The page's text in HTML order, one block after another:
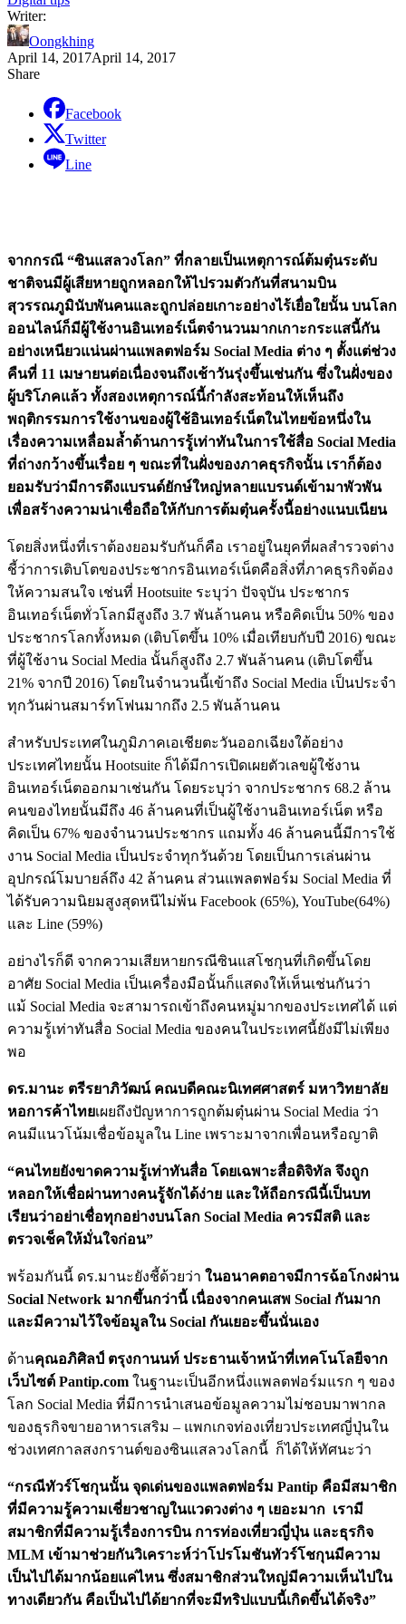
Writer:
Oongkhing
April 14, 2017April 14, 2017
Share
Facebook
Twitter
Line
จากกรณี “ซินแสลวงโลก” ที่กลายเป็นเหตุการณ์ต้มตุ๋นระดับ
ชาติจนมีผู้เสียหายถูกหลอกให้ไปรวมตัวกันที่สนามบิน
สุวรรณภูมินับพันคนและถูกปล่อยเกาะอย่างไร้เยื่อใยนั้น บนโลก
ออนไลน์ก็มีผู้ใช้งานอินเทอร์เน็ตจำนวนมากเกาะกระแสนี้กัน
อย่างเหนียวแน่นผ่านแพลตฟอร์ม Social Media ต่าง ๆ ตั้งแต่ช่วง
คืนที่ 11 เมษายนต่อเนื่องจนถึงเช้าวันรุ่งขึ้นเช่นกัน ซึ่งในฝั่งของ
ผู้บริโภคแล้ว ทั้งสองเหตุการณ์นี้กำลังสะท้อนให้เห็นถึง
พฤติกรรมการใช้งานของผู้ใช้อินเทอร์เน็ตในไทยข้อหนึ่งใน
เรื่องความเหลื่อมล้ำด้านการรู้เท่าทันในการใช้สื่อ Social Media
ที่ถ่างกว้างขึ้นเรื่อย ๆ ขณะที่ในฝั่งของภาคธุรกิจนั้น เราก็ต้อง
ยอมรับว่ามีการดึงแบรนด์ยักษ์ใหญ่หลายแบรนด์เข้ามาพัวพัน
เพื่อสร้างความน่าเชื่อถือให้กับการต้มตุ๋นครั้งนี้อย่างแนบเนียน
โดยสิ่งหนึ่งที่เราต้องยอมรับกันก็คือ เราอยู่ในยุคที่ผลสำรวจต่าง
ชี้ว่าการเติบโตของประชากรอินเทอร์เน็ตคือสิ่งที่ภาคธุรกิจต้อง
ให้ความสนใจ เช่นที่ Hootsuite ระบุว่า ปัจจุบัน ประชากร
อินเทอร์เน็ตทั่วโลกมีสูงถึง 3.7 พันล้านคน หรือคิดเป็น 50% ของ
ประชากรโลกทั้งหมด (เติบโตขึ้น 10% เมื่อเทียบกับปี 2016) ขณะ
ที่ผู้ใช้งาน Social Media นั้นก็สูงถึง 2.7 พันล้านคน (เติบโตขึ้น
21% จากปี 2016) โดยในจำนวนนี้เข้าถึง Social Media เป็นประจำ
ทุกวันผ่านสมาร์ทโฟนมากถึง 2.5 พันล้านคน
สำหรับประเทศในภูมิภาคเอเชียตะวันออกเฉียงใต้อย่าง
ประเทศไทยนั้น Hootsuite ก็ได้มีการเปิดเผยตัวเลขผู้ใช้งาน
อินเทอร์เน็ตออกมาเช่นกัน โดยระบุว่า จากประชากร 68.2 ล้าน
คนของไทยนั้นมีถึง 46 ล้านคนที่เป็นผู้ใช้งานอินเทอร์เน็ต หรือ
คิดเป็น 67% ของจำนวนประชากร แถมทั้ง 46 ล้านคนนี้มีการใช้
งาน Social Media เป็นประจำทุกวันด้วย โดยเป็นการเล่นผ่าน
อุปกรณ์โมบายล์ถึง 42 ล้านคน ส่วนแพลตฟอร์ม Social Media ที่
ได้รับความนิยมสูงสุดหนีไม่พ้น Facebook (65%), YouTube(64%)
และ Line (59%)
อย่างไรก็ดี จากความเสียหายกรณีซินแสโชกุนที่เกิดขึ้นโดย
อาศัย Social Media เป็นเครื่องมือนั้นก็แสดงให้เห็นเช่นกันว่า
แม้ Social Media จะสามารถเข้าถึงคนหมู่มากของประเทศได้ แต่
ความรู้เท่าทันสื่อ Social Media ของคนในประเทศนี้ยังมีไม่เพียง
พอ
ดร.มานะ ตรีรยาภิวัฒน์ คณบดีคณะนิเทศศาสตร์ มหาวิทยาลัย
หอการค้าไทยเผยถึงปัญหาการถูกต้มตุ๋นผ่าน Social Media ว่า
คนมีแนวโน้มเชื่อข้อมูลใน Line เพราะมาจากเพื่อนหรือญาติ
“คนไทยยังขาดความรู้เท่าทันสื่อ โดยเฉพาะสื่อดิจิทัล จึงถูก
หลอกให้เชื่อผ่านทางคนรู้จักได้ง่าย และให้ถือกรณีนี้เป็นบท
เรียนว่าอย่าเชื่อทุกอย่างบนโลก Social Media ควรมีสติ และ
ตรวจเช็คให้มั่นใจก่อน”
พร้อมกันนี้ ดร.มานะยังชี้ด้วยว่า ในอนาคตอาจมีการฉ้อโกงผ่าน
Social Network มากขึ้นกว่านี้ เนื่องจากคนเสพ Social กันมาก
และมีความไว้ใจข้อมูลใน Social กันเยอะขึ้นนั่นเอง
ด้านคุณอภิศิลป์ ตรุงกานนท์ ประธานเจ้าหน้าที่เทคโนโลยีจาก
เว็บไซต์ Pantip.com ในฐานะเป็นอีกหนึ่งแพลตฟอร์มแรก ๆ ของ
โลก Social Media ที่มีการนำเสนอข้อมูลความไม่ชอบมาพากล
ของธุรกิจขายอาหารเสริม – แพกเกจท่องเที่ยวประเทศญี่ปุ่นใน
ช่วงเทศกาลสงกรานต์ของซินแสลวงโลกนี้ ก็ได้ให้ทัศนะว่า
“กรณีทัวร์โชกุนนั้น จุดเด่นของแพลตฟอร์ม Pantip คือมีสมาชิก
ที่มีความรู้ความเชี่ยวชาญในแวดวงต่าง ๆ เยอะมาก เรามี
สมาชิกที่มีความรู้เรื่องการบิน การท่องเที่ยวญี่ปุ่น และธุรกิจ
MLM เข้ามาช่วยกันวิเคราะห์ว่าโปรโมชันทัวร์โชกุนมีความ
เป็นไปได้มากน้อยแค่ไหน ซึ่งสมาชิกส่วนใหญ่มีความเห็นไปใน
ทางเดียวกัน คือเป็นไปได้ยากที่จะมีทริปแบบนี้เกิดขึ้นได้จริง”